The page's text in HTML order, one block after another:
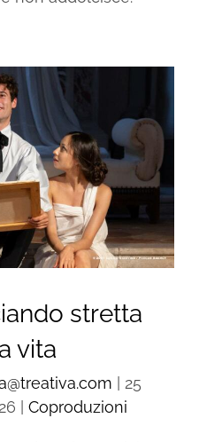
stretta
vita
25
Coproduzioni